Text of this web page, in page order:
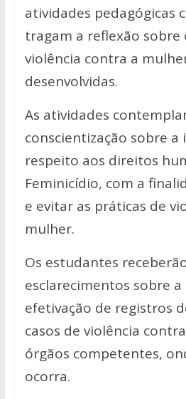
atividades pedagógicas
tragam a reflexão sobre
violência contra a
desenvolvidas.
As atividades
conscientização sobre
respeito aos direitos
Feminicídio, com a
e evitar as práticas de
mulher.
Os estudantes
esclarecimentos sobre a
efetivação de registros
casos de violência
órgãos competentes,
ocorra.